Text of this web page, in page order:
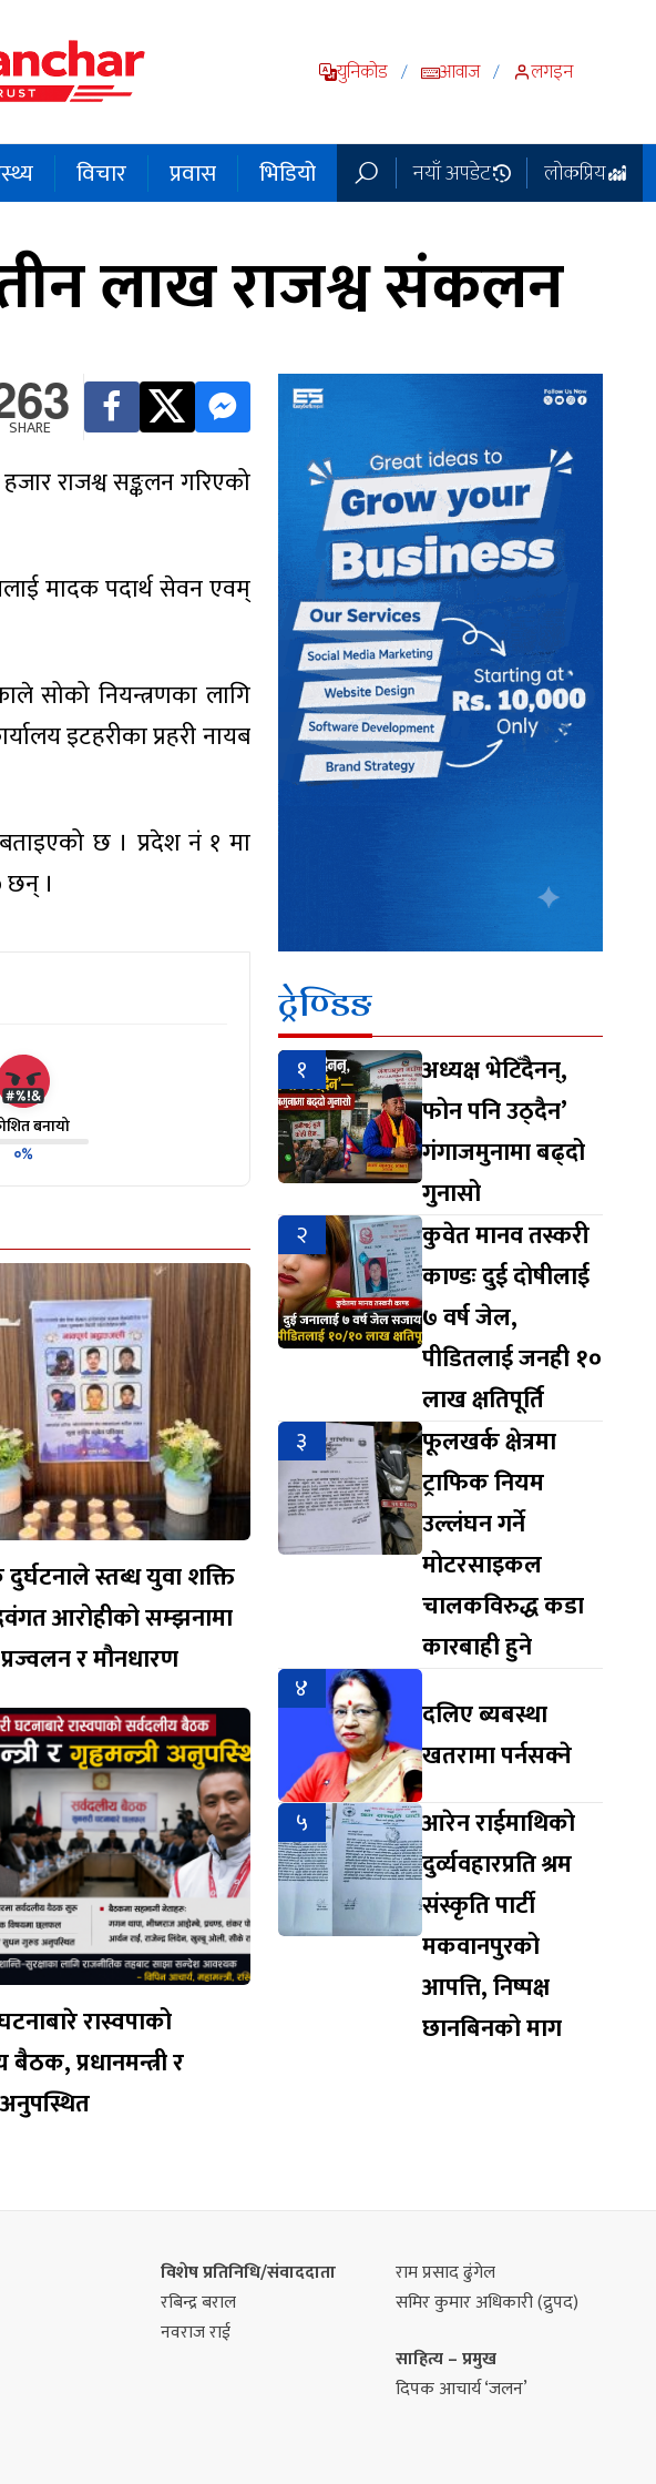
युनिकोड / आवाज / लगइन
विचार प्रवास भिडियो नयाँ अपडेट लोकप्रिय
लाख राजश्व संकलन
SHARE
राजश्व सङ्कलन गरिएको
मादक पदार्थ सेवन एवम्
सोको नियन्त्रणका लागि
इटहरीका प्रहरी नायब
छ । प्रदेश नं १ मा
।
बनायो
०%
दुर्घटनाले स्तब्ध युवा शक्ति
आरोहीको सम्झनामा
र मौनधारण
रास्वपाको
बैठक, प्रधानमन्त्री र
अनुपस्थित
ट्रेण्डिङ
१
अध्यक्ष भेटिँदैनन्,
फोन पनि उठ्दैन’
गंगाजमुनामा बढ्दो
गुनासो
२
कुवेत मानव तस्करी
काण्डः दुई दोषीलाई
७ वर्ष जेल,
पीडितलाई जनही १०
लाख क्षतिपूर्ति
३
फूलखर्क क्षेत्रमा
ट्राफिक नियम
उल्लंघन गर्ने
मोटरसाइकल
चालकविरुद्ध कडा
कारबाही हुने
४
दलिए ब्यबस्था
खतरामा पर्नसक्ने
५
आरेन राईमाथिको
दुर्व्यवहारप्रति श्रम
संस्कृति पार्टी
मकवानपुरको
आपत्ति, निष्पक्ष
छानबिनको माग
विशेष प्रतिनिधि/संवाददाता
रबिन्द्र बराल
नवराज राई
राम प्रसाद ढुंगेल
समिर कुमार अधिकारी (द्रुपद)
साहित्य – प्रमुख
दिपक आचार्य ‘जलन’